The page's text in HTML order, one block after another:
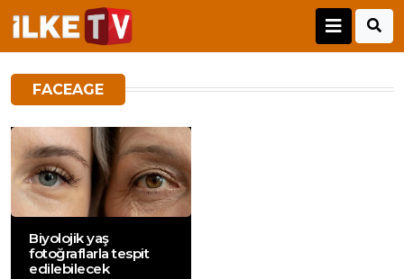
FACEAGE
Biyolojik yaş
fotoğraflarla tespit
edilebilecek